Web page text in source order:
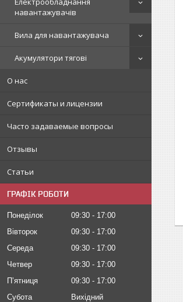
навантажувачів
Вила для навантажувача
Акумулятори тягові
О нас
Сертификаты и лицензии
Часто задаваемые вопросы
Отзывы
Статьи
ГРАФІК РОБОТИ
Понеділок 09:30
17:00
Вівторок
09:30
17:00
Середа
09:30
17:00
Четвер
09:30
17:00
Пʼятниця
09:30
17:00
Субота
Вихідний